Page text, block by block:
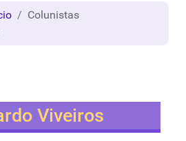
Colunistas
Viveiros